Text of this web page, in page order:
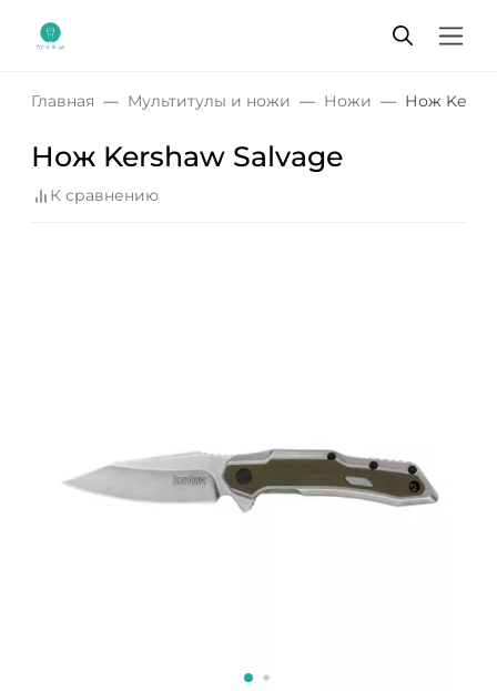
Главная Мультитулы и ножи Ножи Нож
Нож Kershaw Salvage
К сравнению